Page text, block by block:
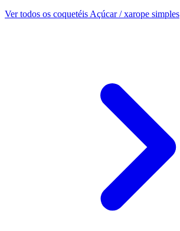
Ver todos os coquetéis Açúcar / xarope simples